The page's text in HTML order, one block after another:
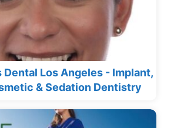
Dental Los Angeles - Implant,
& Sedation Dentistry